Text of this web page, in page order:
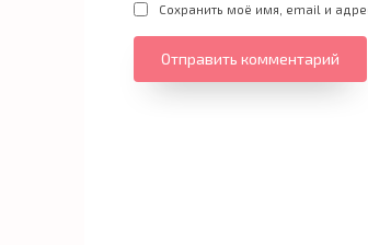
Сохранить моё имя, email и